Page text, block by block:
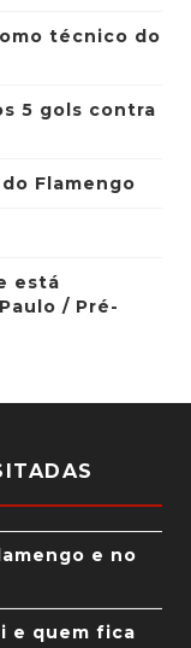
técnico do
5 gols contra
Flamengo
está
/ Pré-
e no
e quem fica